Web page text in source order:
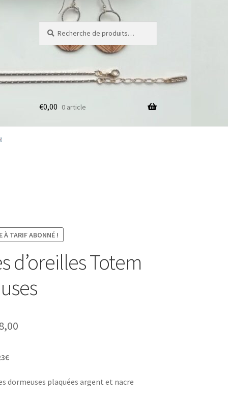
pour :
€0,00 0 article
À TARIF ABONNÉ !
d’oreilles Totem
Plage
€0,00
dormeuses plaquées argent et nacre